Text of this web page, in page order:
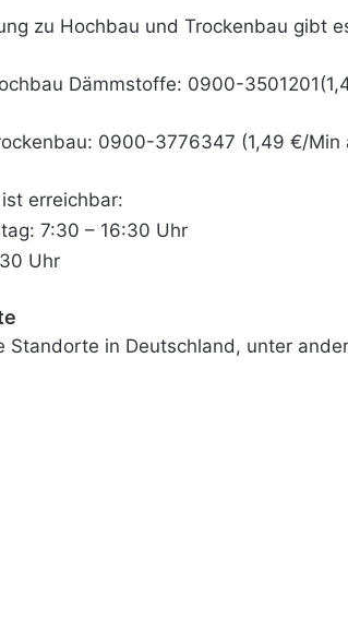
zu Hochbau und Trockenbau gibt
Dämmstoffe: 0900-
0900-3776347 (1,49 €/Min
erreichbar:
7:30 – 16:30 Uhr
Uhr
Standorte in Deutschland, unter